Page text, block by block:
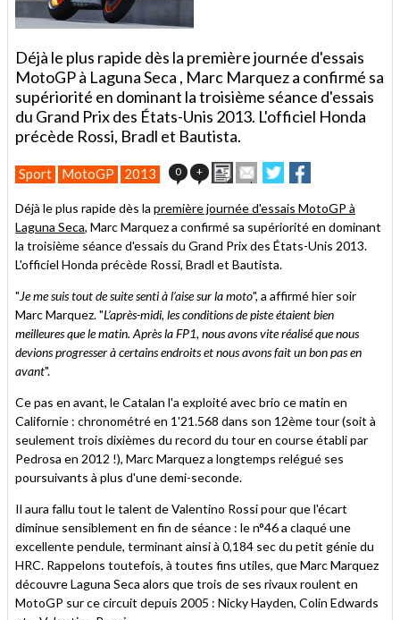
Déjà le plus rapide dès la première journée d'essais
MotoGP à Laguna Seca , Marc Marquez a confirmé sa
supériorité en dominant la troisième séance d'essais
du Grand Prix des États-Unis 2013. L'officiel Honda
précède Rossi, Bradl et Bautista.
Sport MotoGP 2013 0 + ImprimerEnvoyer
cet
à
un
ami
Partager
sur
sur
Déjà le plus rapide dès la première journée d'essais MotoGP à
Laguna Seca, Marc Marquez a confirmé sa supériorité en dominant
la troisième séance d'essais du Grand Prix des États-Unis 2013.
L'officiel Honda précède Rossi, Bradl et Bautista.
"Je me suis tout de suite senti à l’aise sur la moto", a affirmé hier soir
Marc Marquez. "L’après-midi, les conditions de piste étaient bien
meilleures que le matin. Après la FP1, nous avons vite réalisé que nous
devions progresser à certains endroits et nous avons fait un bon pas en
avant".
Ce pas en avant, le Catalan l'a exploité avec brio ce matin en
Californie : chronométré en 1'21.568 dans son 12ème tour (soit à
seulement trois dixièmes du record du tour en course établi par
Pedrosa en 2012 !), Marc Marquez a longtemps relégué ses
poursuivants à plus d'une demi-seconde.
Il aura fallu tout le talent de Valentino Rossi pour que l'écart
diminue sensiblement en fin de séance : le n°46 a claqué une
excellente pendule, terminant ainsi à 0,184 sec du petit génie du
HRC. Rappelons toutefois, à toutes fins utiles, que Marc Marquez
découvre Laguna Seca alors que trois de ses rivaux roulent en
MotoGP sur ce circuit depuis 2005 : Nicky Hayden, Colin Edwards